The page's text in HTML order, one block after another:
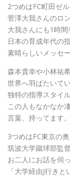
2つめはFC町田ゼ
菅澤大我さんのロ
大我さんにも1時
日本の育成年代の
素晴らしいメッセ
森本貴幸や小林祐
世界へ羽ばたいて
独特の指導スタイ
この人もなかなか
言葉、持ってます。
3つめはFC東京の
筑波大学蹴球部監
お二人にお話を伺
「大学経由J行きと